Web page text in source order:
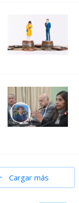
Cargar más